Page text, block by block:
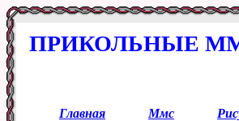
ПРИКОЛЬНЫЕ
Главная Ммс